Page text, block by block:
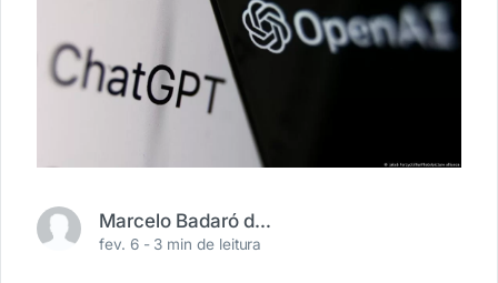
Marcelo Badaró dos Santos
fev. 6 - 3 min de leitura